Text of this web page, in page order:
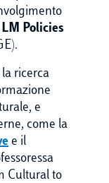
LM Policies
ricerca
e
come la
e il
Cultural to